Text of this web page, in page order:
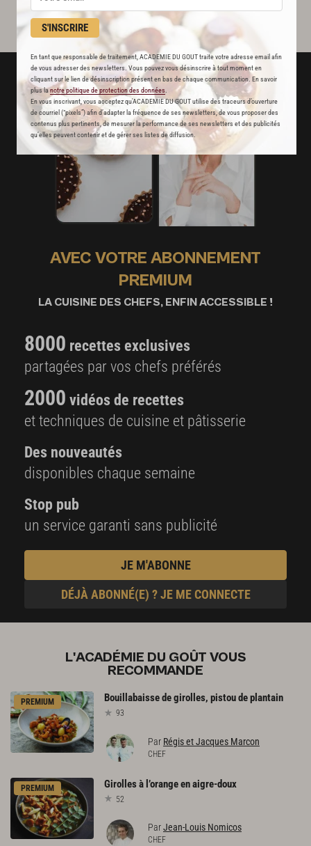
S'INSCRIRE
En tant que responsable de traitement, ACADEMIE DU GOUT traite votre adresse email afin
de vous adresser des newsletters. Vous pouvez vous désinscrire à tout moment en
cliquant sur le lien de désinscription présent en bas de chaque communication. En savoir
plus lanotre politique de protection des données
En vous inscrivant, vous acceptez qu'ACADEMIE DU GOUT utilise des traceurs d’ouverture
de courriel (“pixels”) afin d’adapter la fréquence de ses newsletters, de vous proposer des
contenus plus pertinents, de mesurer la performance de ses newsletters et des publicités
qu’elles peuvent contenir et de gérer ses listes de diffusion.
AVEC VOTRE ABONNEMENT
PREMIUM
LA CUISINE DES CHEFS, ENFIN ACCESSIBLE !
8000 recettes exclusives
partagées par vos chefs préférés
2000 vidéos de recettes
et techniques de cuisine et pâtisserie
Des nouveautés
disponibles chaque semaine
Stop pub
un service garanti sans publicité
JE M'ABONNE
DÉJÀ ABONNÉ(E) ? JE ME CONNECTE
L'ACADÉMIE DU GOÛT VOUS
RECOMMANDE
PREMIUM Bouillabaissedegirolles, pistoudeplantain
93
Par Régis et Jacques Marcon
CHEF
PREMIUM Girollesà l’orangeenaigre-doux
52
ParJean-Louis Nomicos
CHEF